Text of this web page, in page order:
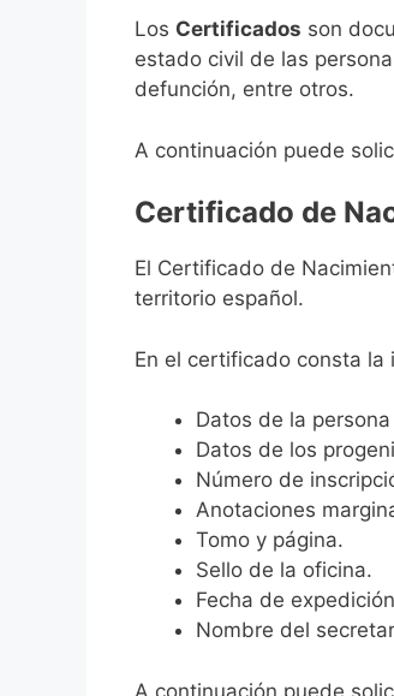
Los Certificados son
estado civil de las
defunción, entre otros.
A continuación puede
Certificado de
El Certificado de
territorio español.
En el certificado consta la
Datos de la
Datos de los
Número de
Anotaciones
Tomo y página.
Sello de la oficina.
Fecha de
Nombre del
A continuación puede